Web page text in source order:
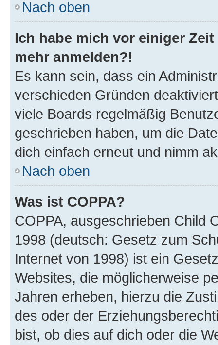
Nach oben
Ich habe mich vor einiger
mehr anmelden?!
Es kann sein, dass ein
verschieden Gründen
viele Boards regelmäßig
geschrieben haben, um die
dich einfach erneut und nimm
Nach oben
Was ist COPPA?
COPPA, ausgeschrieben Child
1998 (deutsch: Gesetz zum
Internet von 1998) ist ein
Websites, die möglicherweise
Jahren erheben, hierzu die
des oder der
bist, ob dies auf dich oder die